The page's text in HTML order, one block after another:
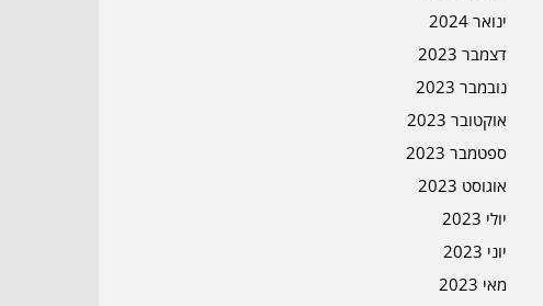
ינואר 2024
דצמבר 2023
נובמבר 2023
אוקטובר 2023
ספטמבר 2023
אוגוסט 2023
יולי 2023
יוני 2023
מאי 2023